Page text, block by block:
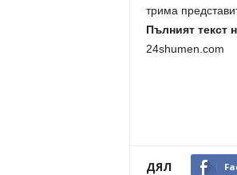
трима
Пълният текст
24shumen.com
ДЯЛ